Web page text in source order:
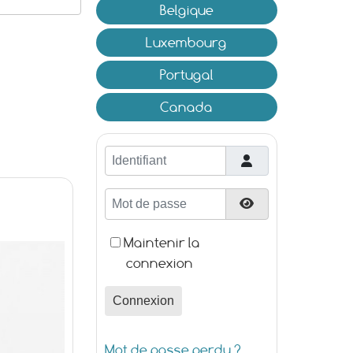
Belgique
Luxembourg
Portugal
Canada
Identifiant
Mot de passe
Maintenir la
connexion
Connexion
Mot de passe perdu ?